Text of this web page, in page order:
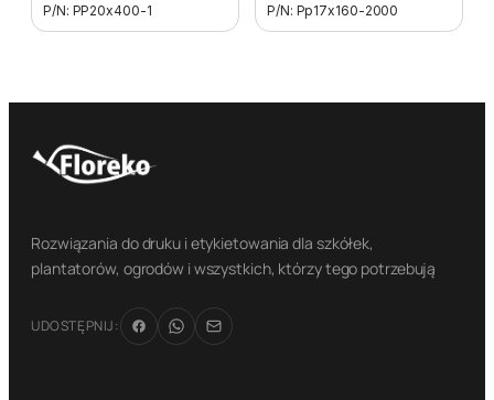
P/N: PP20x400-1 P/N: Pp17x160-2000
Rozwiązania do druku i etykietowania dla szkółek,
plantatorów, ogrodów i wszystkich, którzy tego potrzebują
UDOSTĘPNIJ: